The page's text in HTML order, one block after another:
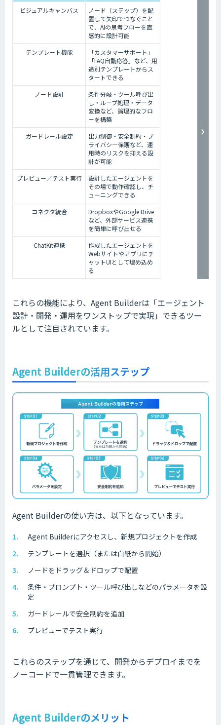
ビジュアルキャンバス
ノード（ステップ）を配
置して矢印でつなぐこと
で、AIの思考フローを直
感的に設計可能
テンプレート機能
「カスタマーサポート」
「FAQ自動応答」など、用
途別テンプレートからス
タートできる
ノード設計
条件分岐・ツール呼び出
し・ループ処理・データ
変換など、論理的なフロ
ーを構築
ガードレール設定
出力制御・安全制約・プ
ライバシー保護など、運
用時のリスクを抑える設
計が可能
プレビュー／テスト実行
設計したエージェントを
その場で動作確認し、チ
ューニングできる
コネクタ統合
DropboxやGoogle Drive
など、外部サービス連携
を簡単に呼び出せる
ChatKit連携
作成したエージェントを
Webサイトやアプリにチ
ャットUIとして埋め込め
る
これらの機能により、Agent Builderは「エージェント
設計・開発・運用をワンストップで実現」できるツー
ルとして注目されています。
Agent Builderの活用ステップ
Agent Builderの使い方は、以下となっています。
Agent Builderにアクセスし、新規プロジェクトを作成
テンプレートを選択（または白紙から開始）
ノードをドラッグ＆ドロップで配置
条件・プロンプト・ツール呼び出しなどのパラメータを設
定
ガードレールで安全制約を追加
プレビューでテスト実行
これらのステップを通じて、開発からデプロイまでを
ノーコードで一貫管理できます。
Agent Builderのメリット